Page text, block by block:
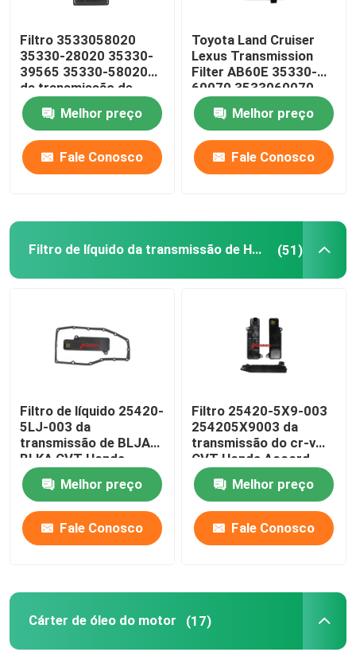
Kit de suspensão do volante
Peças sobressalentes de motores
peças sobresselentes do carro
Filtro 3533058020
35330-28020 35330-
39565 35330-58020
da transmissão de
K114 K115 Toyota
Melhor preço
Fale Conosco
Toyota Land Cruiser
Lexus Transmission
Filter AB60E 35330-
60070 3533060070
Melhor preço
Fale Conosco
Filtro de líquido da transmissão de Honda (51)
Filtro de líquido 25420-
5LJ-003 da
transmissão de BLJA
BLKA CVT Honda
254205LJ003
Melhor preço
Fale Conosco
Filtro 25420-5X9-003
254205X9003 da
transmissão do cr-v
CVT Honda Accord
Melhor preço
Fale Conosco
Cárter de óleo do motor (17)